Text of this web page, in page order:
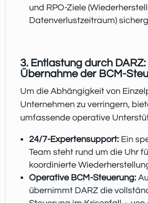
und RPO-Ziele
Datenverlustzeitraum)
3. Entlastung durch DARZ:
Übernahme der BCM-
Um die Abhängigkeit von
Unternehmen zu verringern,
umfassende operative
24/7-Expertensupport: Ein
Team steht rund um die Uhr
koordinierte
Operative BCM-Steuerung:
übernimmt DARZ die